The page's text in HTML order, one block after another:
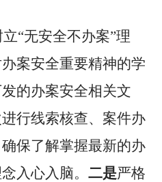
“无安全不办案”理
案安全重要精神的学
的办案安全相关文
行线索核查、案件办
保了解掌握最新的办
入心入脑。二是严格